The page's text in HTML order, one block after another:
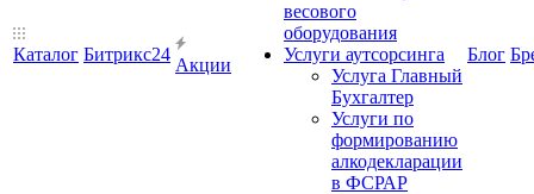
Каталог Битрикс24
Акции
весового
оборудования
Услуги аутсорсинга
Услуга Главный
Бухгалтер
Услуги по
формированию
алкодекларации
в ФСРАР
Блог